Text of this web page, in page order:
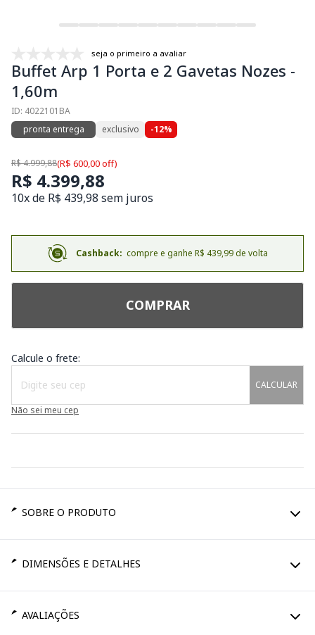
seja o primeiro a avaliar
Buffet Arp 1 Porta e 2 Gavetas Nozes -
1,60m
ID: 4022101BA
pronta entrega
exclusivo -12%
R$ 4.999,88(R$ 600,00 off)
R$ 4.399,88
10x de R$ 439,98 sem juros
Cashback: compre e ganhe R$ 439,99 de volta
COMPRAR
Calcule o frete:
CALCULAR
Não sei meu cep
SOBRE O PRODUTO
DIMENSÕES E DETALHES
AVALIAÇÕES